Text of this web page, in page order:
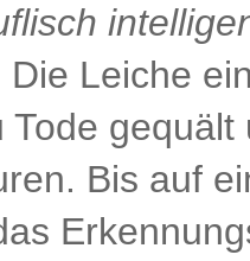
Die Leiche
Tode
Bis auf